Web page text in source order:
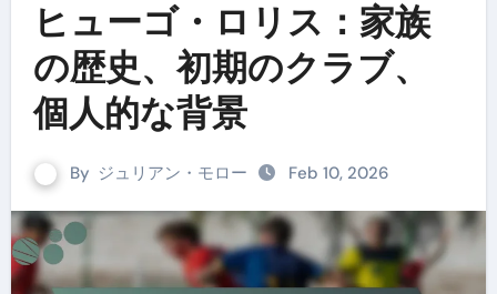
ヒューゴ・ロリス：家族
の歴史、初期のクラブ、
個人的な背景
By ジュリアン・モロー Feb 10, 2026